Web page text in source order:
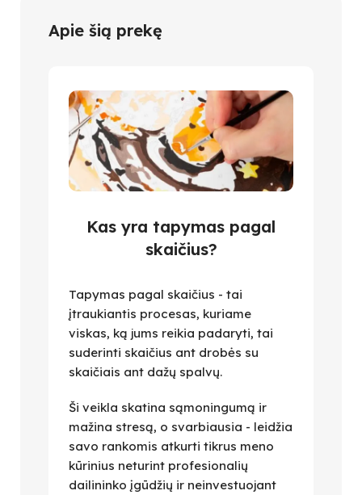
Apie šią prekę
Kas yra tapymas pagal
skaičius?
Tapymas pagal skaičius - tai
įtraukiantis procesas, kuriame
viskas, ką jums reikia padaryti, tai
suderinti skaičius ant drobės su
skaičiais ant dažų spalvų.
Ši veikla skatina sąmoningumą ir
mažina stresą, o svarbiausia - leidžia
savo rankomis atkurti tikrus meno
kūrinius neturint profesionalių
dailininko įgūdžių ir neinvestuojant